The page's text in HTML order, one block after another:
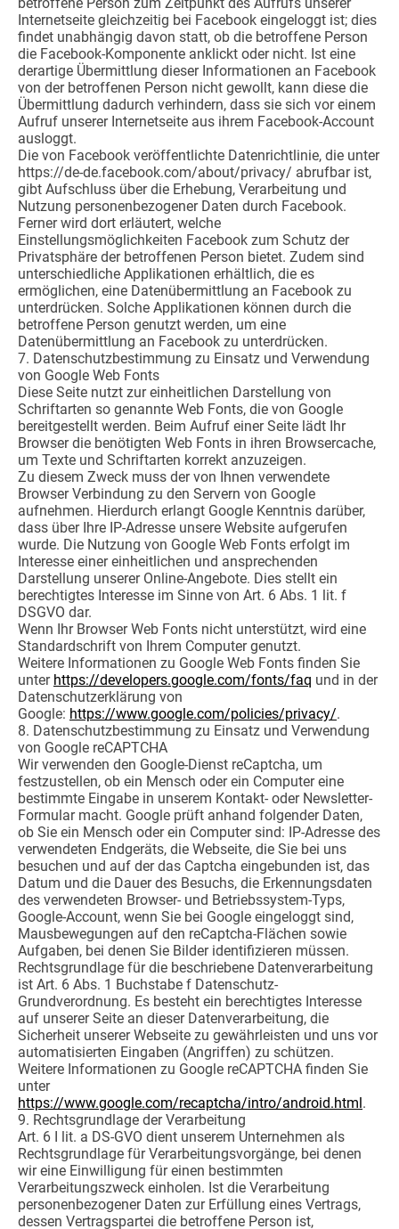
Internetseite gleichzeitig bei Facebook eingeloggt ist; dies
findet unabhängig davon statt, ob die betroffene Person
die Facebook-Komponente anklickt oder nicht. Ist eine
derartige Übermittlung dieser Informationen an Facebook
von der betroffenen Person nicht gewollt, kann diese die
Übermittlung dadurch verhindern, dass sie sich vor einem
Aufruf unserer Internetseite aus ihrem Facebook-Account
ausloggt.
Die von Facebook veröffentlichte Datenrichtlinie, die unter
https://de-de.facebook.com/about/privacy/ abrufbar ist,
gibt Aufschluss über die Erhebung, Verarbeitung und
Nutzung personenbezogener Daten durch Facebook.
Ferner wird dort erläutert, welche
Einstellungsmöglichkeiten Facebook zum Schutz der
Privatsphäre der betroffenen Person bietet. Zudem sind
unterschiedliche Applikationen erhältlich, die es
ermöglichen, eine Datenübermittlung an Facebook zu
unterdrücken. Solche Applikationen können durch die
betroffene Person genutzt werden, um eine
Datenübermittlung an Facebook zu unterdrücken.
7. Datenschutzbestimmung zu Einsatz und Verwendung
von Google Web Fonts
Diese Seite nutzt zur einheitlichen Darstellung von
Schriftarten so genannte Web Fonts, die von Google
bereitgestellt werden. Beim Aufruf einer Seite lädt Ihr
Browser die benötigten Web Fonts in ihren Browsercache,
um Texte und Schriftarten korrekt anzuzeigen.
Zu diesem Zweck muss der von Ihnen verwendete
Browser Verbindung zu den Servern von Google
aufnehmen. Hierdurch erlangt Google Kenntnis darüber,
dass über Ihre IP-Adresse unsere Website aufgerufen
wurde. Die Nutzung von Google Web Fonts erfolgt im
Interesse einer einheitlichen und ansprechenden
Darstellung unserer Online-Angebote. Dies stellt ein
berechtigtes Interesse im Sinne von Art. 6 Abs. 1 lit. f
DSGVO dar.
Wenn Ihr Browser Web Fonts nicht unterstützt, wird eine
Standardschrift von Ihrem Computer genutzt.
Weitere Informationen zu Google Web Fonts finden Sie
unter https://developers.google.com/fonts/faq und in der
Datenschutzerklärung von
Google: https://www.google.com/policies/privacy/.
8. Datenschutzbestimmung zu Einsatz und Verwendung
von Google reCAPTCHA
Wir verwenden den Google-Dienst reCaptcha, um
festzustellen, ob ein Mensch oder ein Computer eine
bestimmte Eingabe in unserem Kontakt- oder Newsletter-
Formular macht. Google prüft anhand folgender Daten,
ob Sie ein Mensch oder ein Computer sind: IP-Adresse des
verwendeten Endgeräts, die Webseite, die Sie bei uns
besuchen und auf der das Captcha eingebunden ist, das
Datum und die Dauer des Besuchs, die Erkennungsdaten
des verwendeten Browser- und Betriebssystem-Typs,
Google-Account, wenn Sie bei Google eingeloggt sind,
Mausbewegungen auf den reCaptcha-Flächen sowie
Aufgaben, bei denen Sie Bilder identifizieren müssen.
Rechtsgrundlage für die beschriebene Datenverarbeitung
ist Art. 6 Abs. 1 Buchstabe f Datenschutz-
Grundverordnung. Es besteht ein berechtigtes Interesse
auf unserer Seite an dieser Datenverarbeitung, die
Sicherheit unserer Webseite zu gewährleisten und uns vor
automatisierten Eingaben (Angriffen) zu schützen.
Weitere Informationen zu Google reCAPTCHA finden Sie
unter
https://www.google.com/recaptcha/intro/android.html.
9. Rechtsgrundlage der Verarbeitung
Art. 6 I lit. a DS-GVO dient unserem Unternehmen als
Rechtsgrundlage für Verarbeitungsvorgänge, bei denen
wir eine Einwilligung für einen bestimmten
Verarbeitungszweck einholen. Ist die Verarbeitung
personenbezogener Daten zur Erfüllung eines Vertrags,
dessen Vertragspartei die betroffene Person ist,